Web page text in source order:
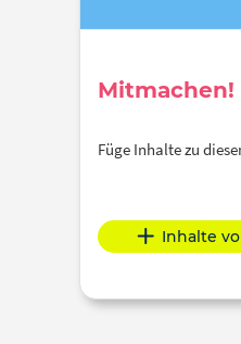
Mitmachen!
Füge Inhalte zu
Inhalte